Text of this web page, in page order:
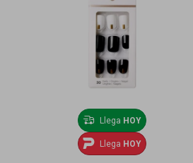
Llega HOY
Llega HOY